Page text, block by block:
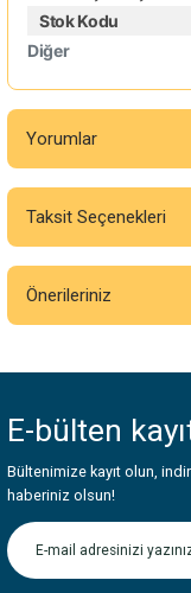
Diğer
Stok Kodu
Yorumlar
Bu
Taksit Seçenekleri
Önerileriniz
Görüş ve önerileriniz
Ürün resmi
Ürün
Ürün bilgilerinde
E-bülten
Bültenimize kayıt olun,
haberiniz olsun!